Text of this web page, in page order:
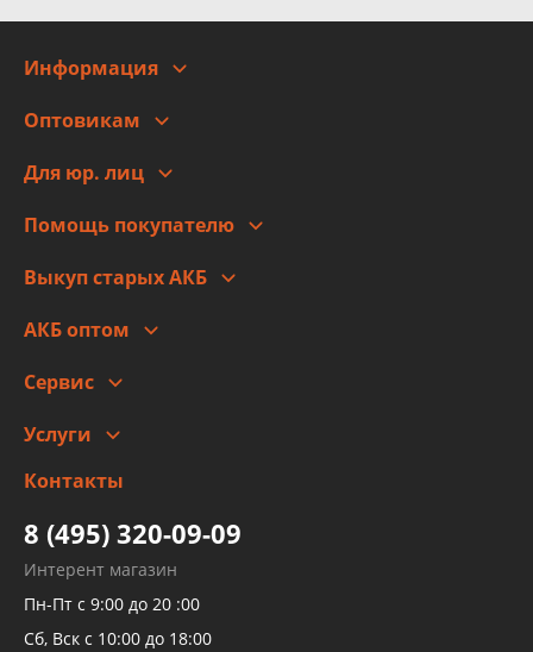
Информация
Адреса
Новости
Правовая информация
Оптовикам
Для юр. лиц
Помощь покупателю
Оплата
Гарантии и возврат
Выкуп старых АКБ
АКБ оптом
Сервис
Заправка кондиционера авто
Детейлинг
Услуги
высокого давления
Тормозных трубок
Рукавов гидроусилителей
Рукавов компрессоров и турбин
Трубок кондиционеров
Контакты
8 (495) 320-09-09
Интерент магазин
Пн-Пт с 9:00 до 20 :00
Сб, Вск с 10:00 до 18:00